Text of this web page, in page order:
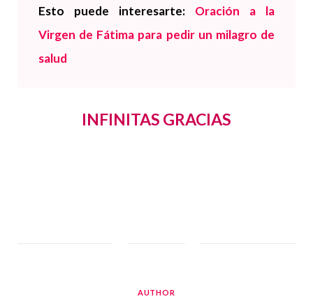
Esto puede interesarte: Oración a la
Virgen de Fátima para pedir un milagro de
salud
INFINITAS GRACIAS
AUTHOR